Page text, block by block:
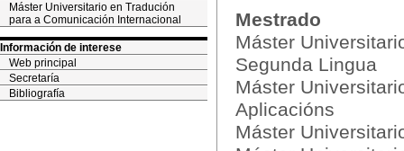
Máster Universitario en Tradución
para a Comunicación Internacional
Información de interese
Web principal
Secretaría
Bibliografía
Mestrado
Máster
Segunda Lingua
Máster
Aplicacións
Máster